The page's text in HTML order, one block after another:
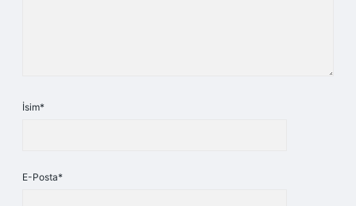
İsim*
E-Posta*